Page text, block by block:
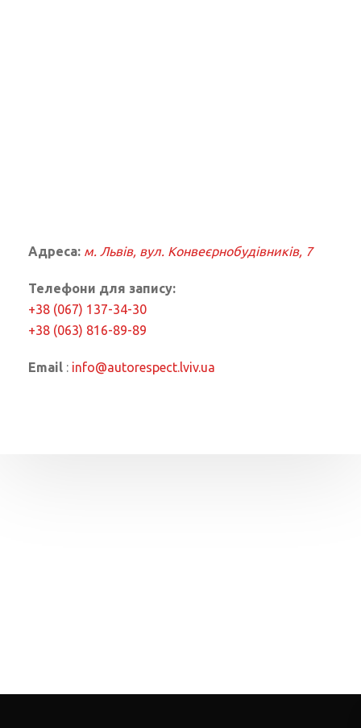
Адреса: м. Львів, вул. Конвеєрнобудівників, 7
Телефони для запиcу:
+38 (067) 137-34-30
+38 (063) 816-89-89
Email : info@autorespect.lviv.ua